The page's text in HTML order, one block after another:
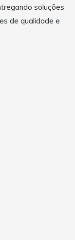
soluções
de qualidade e